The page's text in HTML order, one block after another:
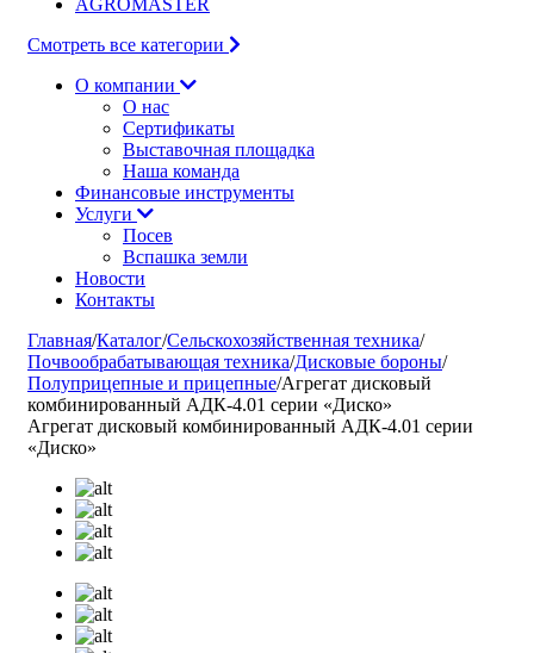
AGROMASTER
Смотреть все категории
О компании
О нас
Сертификаты
Выставочная площадка
Наша команда
Финансовые инструменты
Услуги
Посев
Вспашка земли
Новости
Контакты
Главная/Каталог/Сельскохозяйственная техника/
Почвообрабатывающая техника/Дисковые бороны/
Полуприцепные и прицепные/Агрегат дисковый
комбинированный АДК-4.01 серии «Диско»
Агрегат дисковый комбинированный АДК-4.01 серии
«Диско»